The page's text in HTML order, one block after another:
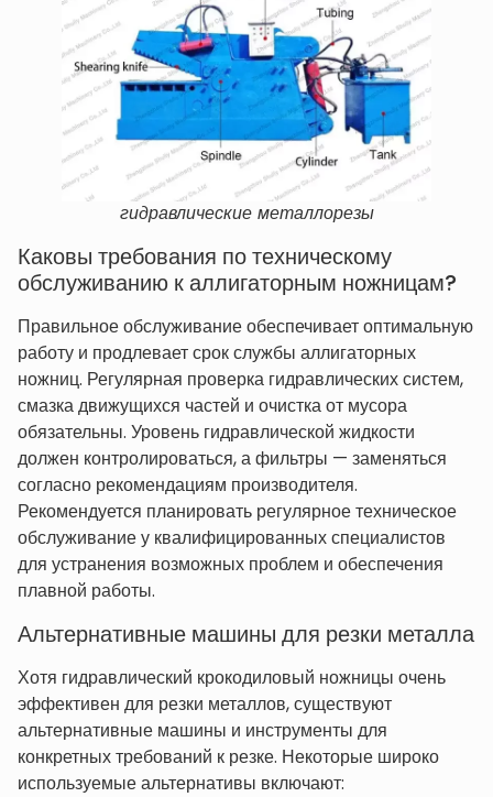
гидравлические металлорезы
Каковы требования по техническому
обслуживанию к аллигаторным ножницам?
Правильное обслуживание обеспечивает оптимальную
работу и продлевает срок службы аллигаторных
ножниц. Регулярная проверка гидравлических систем,
смазка движущихся частей и очистка от мусора
обязательны. Уровень гидравлической жидкости
должен контролироваться, а фильтры — заменяться
согласно рекомендациям производителя.
Рекомендуется планировать регулярное техническое
обслуживание у квалифицированных специалистов
для устранения возможных проблем и обеспечения
плавной работы.
Альтернативные машины для резки металла
Хотя гидравлический крокодиловый ножницы очень
эффективен для резки металлов, существуют
альтернативные машины и инструменты для
конкретных требований к резке. Некоторые широко
используемые альтернативы включают: